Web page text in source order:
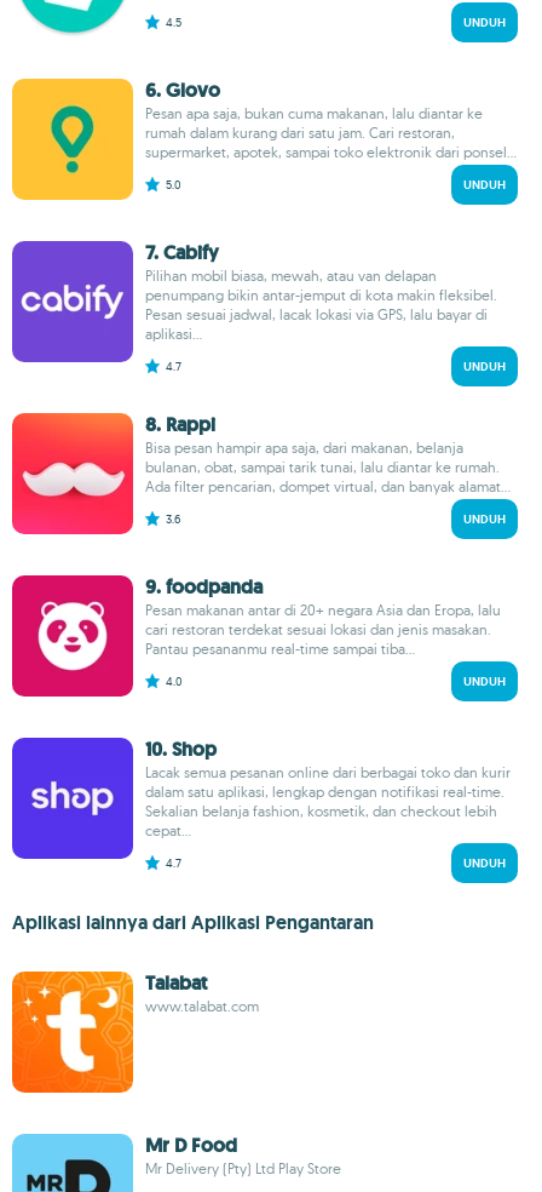
4.5 UNDUH
6. Glovo
Pesan apa saja, bukan cuma makanan, lalu diantar ke
rumah dalam kurang dari satu jam. Cari restoran,
supermarket, apotek, sampai toko elektronik dari ponsel...
5.0 UNDUH
7. Cabify
Pilihan mobil biasa, mewah, atau van delapan
penumpang bikin antar-jemput di kota makin fleksibel.
Pesan sesuai jadwal, lacak lokasi via GPS, lalu bayar di
aplikasi...
4.7 UNDUH
8. Rappi
Bisa pesan hampir apa saja, dari makanan, belanja
bulanan, obat, sampai tarik tunai, lalu diantar ke rumah.
Ada filter pencarian, dompet virtual, dan banyak alamat...
3.6 UNDUH
9. foodpanda
Pesan makanan antar di 20+ negara Asia dan Eropa, lalu
cari restoran terdekat sesuai lokasi dan jenis masakan.
Pantau pesananmu real-time sampai tiba...
4.0 UNDUH
10. Shop
Lacak semua pesanan online dari berbagai toko dan kurir
dalam satu aplikasi, lengkap dengan notifikasi real-time.
Sekalian belanja fashion, kosmetik, dan checkout lebih
cepat...
4.7 UNDUH
Aplikasi lainnya dari Aplikasi Pengantaran
Talabat
www.talabat.com
Mr D Food
Mr Delivery (Pty) Ltd Play Store